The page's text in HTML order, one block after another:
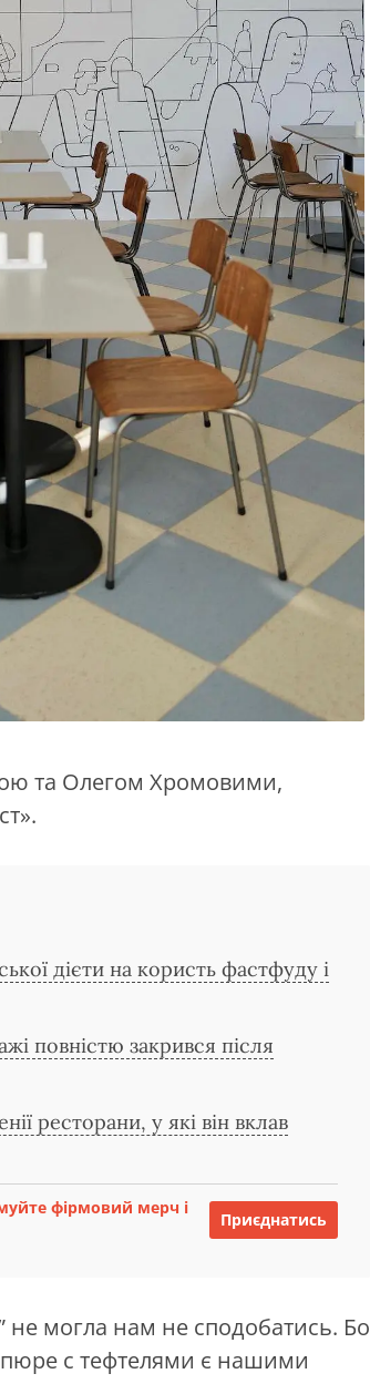
та Олегом Хромовими,
дієти на користь фастфуду і
повністю закрився після
ресторани, у які він вклав
фірмовий мерч і
Приєднатись
не могла нам не сподобатись. Бо
пюре с тефтелями є нашими